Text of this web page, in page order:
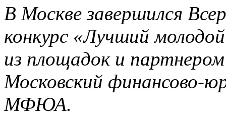
В Москве завершился
конкурс «Лучший
из площадок и
Московский финансово-
МФЮА.